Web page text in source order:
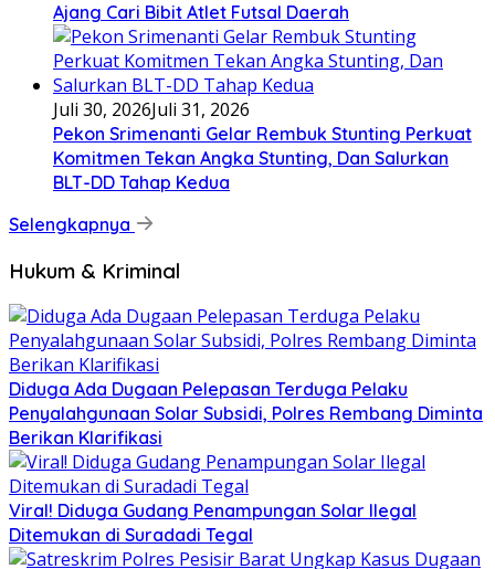
Ajang Cari Bibit Atlet Futsal Daerah
Juli 30, 2026Juli 31, 2026
Pekon Srimenanti Gelar Rembuk Stunting Perkuat
Komitmen Tekan Angka Stunting, Dan Salurkan
BLT-DD Tahap Kedua
Selengkapnya
Hukum & Kriminal
Diduga Ada Dugaan Pelepasan Terduga Pelaku
Penyalahgunaan Solar Subsidi, Polres Rembang Diminta
Berikan Klarifikasi
Viral! Diduga Gudang Penampungan Solar Ilegal
Ditemukan di Suradadi Tegal